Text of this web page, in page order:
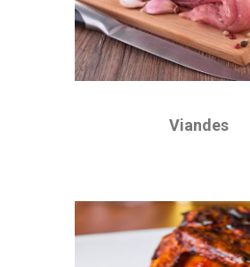
Viandes